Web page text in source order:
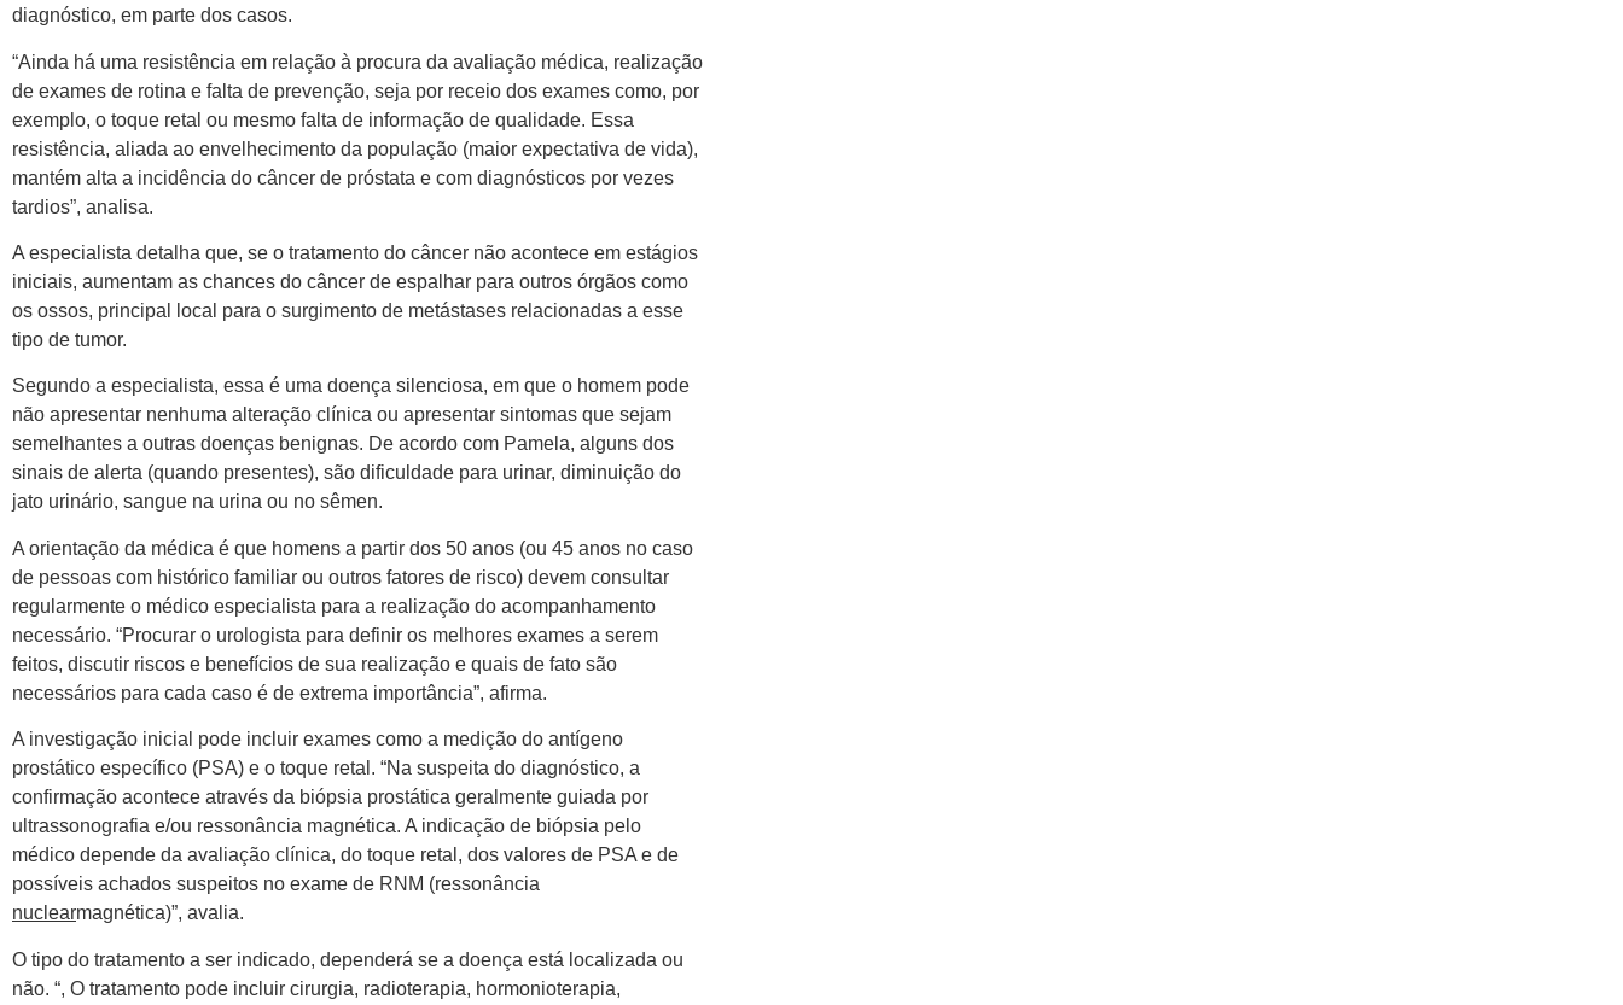
diagnóstico, em parte dos casos.
“Ainda há uma resistência em relação à procura da avaliação médica, realização
de exames de rotina e falta de prevenção, seja por receio dos exames como, por
exemplo, o toque retal ou mesmo falta de informação de qualidade. Essa
resistência, aliada ao envelhecimento da população (maior expectativa de vida),
mantém alta a incidência do câncer de próstata e com diagnósticos por vezes
tardios”, analisa.
A especialista detalha que, se o tratamento do câncer não acontece em estágios
iniciais, aumentam as chances do câncer de espalhar para outros órgãos como
os ossos, principal local para o surgimento de metástases relacionadas a esse
tipo de tumor.
Segundo a especialista, essa é uma doença silenciosa, em que o homem pode
não apresentar nenhuma alteração clínica ou apresentar sintomas que sejam
semelhantes a outras doenças benignas. De acordo com Pamela, alguns dos
sinais de alerta (quando presentes), são dificuldade para urinar, diminuição do
jato urinário, sangue na urina ou no sêmen.
A orientação da médica é que homens a partir dos 50 anos (ou 45 anos no caso
de pessoas com histórico familiar ou outros fatores de risco) devem consultar
regularmente o médico especialista para a realização do acompanhamento
necessário. “Procurar o urologista para definir os melhores exames a serem
feitos, discutir riscos e benefícios de sua realização e quais de fato são
necessários para cada caso é de extrema importância”, afirma.
A investigação inicial pode incluir exames como a medição do antígeno
prostático específico (PSA) e o toque retal. “Na suspeita do diagnóstico, a
confirmação acontece através da biópsia prostática geralmente guiada por
ultrassonografia e/ou ressonância magnética. A indicação de biópsia pelo
médico depende da avaliação clínica, do toque retal, dos valores de PSA e de
possíveis achados suspeitos no exame de RNM (ressonância
nuclearmagnética)”, avalia.
O tipo do tratamento a ser indicado, dependerá se a doença está localizada ou
não. “, O tratamento pode incluir cirurgia, radioterapia, hormonioterapia,